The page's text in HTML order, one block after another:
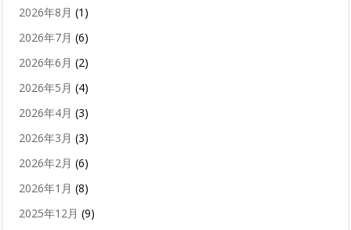
2026年8月 (1)
2026年7月 (6)
2026年6月 (2)
2026年5月 (4)
2026年4月 (3)
2026年3月 (3)
2026年2月 (6)
2026年1月 (8)
2025年12月 (9)